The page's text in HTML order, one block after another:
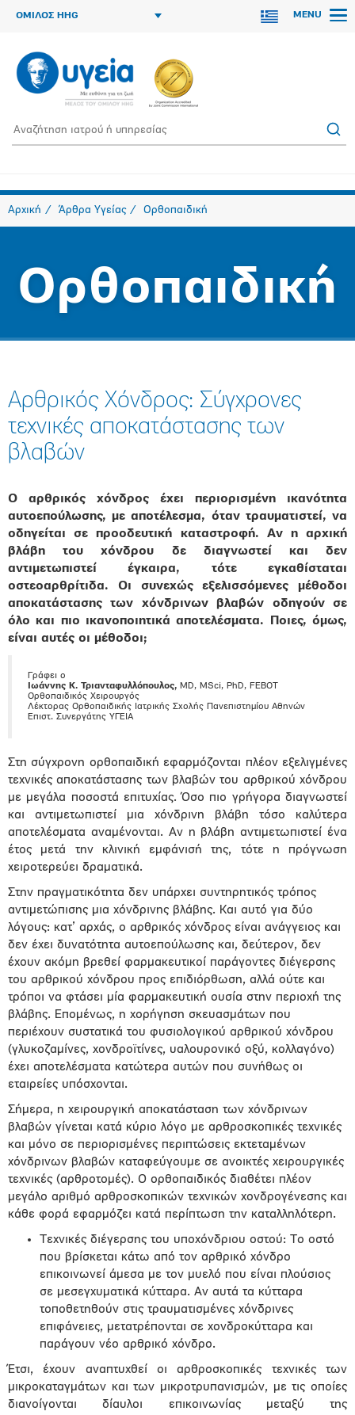
ΟΜΙΛΟΣ HHG MENU
Αρχική Άρθρα Υγείας Ορθοπαιδική
Ορθοπαιδική
Αρθρικός Χόνδρος: Σύγχρονες
τεχνικές αποκατάστασης των
βλαβών
Ο αρθρικός χόνδρος έχει περιορισμένη ικανότητα
αυτοεπούλωσης, με αποτέλεσμα, όταν τραυματιστεί, να
οδηγείται σε προοδευτική καταστροφή. Αν η αρχική
βλάβη του χόνδρου δε διαγνωστεί και δεν
αντιμετωπιστεί έγκαιρα, τότε εγκαθίσταται
οστεοαρθρίτιδα. Οι συνεχώς εξελισσόμενες μέθοδοι
αποκατάστασης των χόνδρινων βλαβών οδηγούν σε
όλο και πιο ικανοποιητικά αποτελέσματα. Ποιες, όμως,
είναι αυτές οι μέθοδοι;
Γράφει ο
Ιωάννης Κ. Τριανταφυλλόπουλος, MD, MSci, PhD, FEBOT
Ορθοπαιδικός Χειρουργός
Λέκτορας Ορθοπαιδικής Ιατρικής Σχολής Πανεπιστημίου Αθηνών
Επιστ. Συνεργάτης ΥΓΕΙΑ
Στη σύγχρονη ορθοπαιδική εφαρμόζονται πλέον εξελιγμένες
τεχνικές αποκατάστασης των βλαβών του αρθρικού χόνδρου
με μεγάλα ποσοστά επιτυχίας. Όσο πιο γρήγορα διαγνωστεί
και αντιμετωπιστεί μια χόνδρινη βλάβη τόσο καλύτερα
αποτελέσματα αναμένονται. Αν η βλάβη αντιμετωπιστεί ένα
έτος μετά την κλινική εμφάνισή της, τότε η πρόγνωση
χειροτερεύει δραματικά.
Στην πραγματικότητα δεν υπάρχει συντηρητικός τρόπος
αντιμετώπισης μια χόνδρινης βλάβης. Και αυτό για δύο
λόγους: κατ’ αρχάς, ο αρθρικός χόνδρος είναι ανάγγειος και
δεν έχει δυνατότητα αυτοεπούλωσης και, δεύτερον, δεν
έχουν ακόμη βρεθεί φαρμακευτικοί παράγοντες διέγερσης
του αρθρικού χόνδρου προς επιδιόρθωση, αλλά ούτε και
τρόποι να φτάσει μία φαρμακευτική ουσία στην περιοχή της
βλάβης. Επομένως, η χορήγηση σκευασμάτων που
περιέχουν συστατικά του φυσιολογικού αρθρικού χόνδρου
(γλυκοζαμίνες, χονδροϊτίνες, υαλουρονικό οξύ, κολλαγόνο)
έχει αποτελέσματα κατώτερα αυτών που συνήθως οι
εταιρείες υπόσχονται.
Σήμερα, η χειρουργική αποκατάσταση των χόνδρινων
βλαβών γίνεται κατά κύριο λόγο με αρθροσκοπικές τεχνικές
και μόνο σε περιορισμένες περιπτώσεις εκτεταμένων
χόνδρινων βλαβών καταφεύγουμε σε ανοικτές χειρουργικές
τεχνικές (αρθροτομές). Ο ορθοπαιδικός διαθέτει πλέον
μεγάλο αριθμό αρθροσκοπικών τεχνικών χονδρογένεσης και
κάθε φορά εφαρμόζει κατά περίπτωση την καταλληλότερη.
Τεχνικές διέγερσης του υποχόνδριου οστού: Το οστό
που βρίσκεται κάτω από τον αρθρικό χόνδρο
επικοινωνεί άμεσα με τον μυελό που είναι πλούσιος
σε μεσεγχυματικά κύτταρα. Αν αυτά τα κύτταρα
τοποθετηθούν στις τραυματισμένες χόνδρινες
επιφάνειες, μετατρέπονται σε χονδροκύτταρα και
παράγουν νέο αρθρικό χόνδρο.
Έτσι, έχουν αναπτυχθεί οι αρθροσκοπικές τεχνικές των
μικροκαταγμάτων και των μικροτρυπανισμών, με τις οποίες
διανοίγονται δίαυλοι επικοινωνίας μεταξύ της